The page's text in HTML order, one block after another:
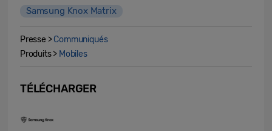
Samsung Knox Matrix
Presse >Communiqués
Produits > Mobiles
TÉLÉCHARGER